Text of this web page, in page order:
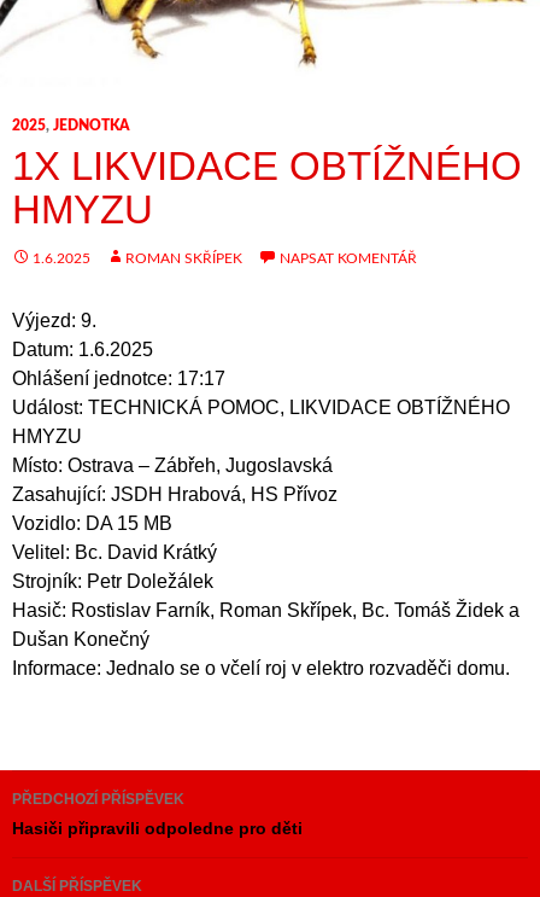
2025, JEDNOTKA
1X LIKVIDACE OBTÍŽNÉHO
HMYZU
1.6.2025 ROMAN SKŘÍPEK NAPSAT KOMENTÁŘ
Výjezd: 9.
Datum: 1.6.2025
Ohlášení jednotce: 17:17
Událost: TECHNICKÁ POMOC, LIKVIDACE OBTÍŽNÉHO
HMYZU
Místo: Ostrava – Zábřeh, Jugoslavská
Zasahující: JSDH Hrabová, HS Přívoz
Vozidlo: DA 15 MB
Velitel: Bc. David Krátký
Strojník: Petr Doležálek
Hasič: Rostislav Farník, Roman Skřípek, Bc. Tomáš Židek a
Dušan Konečný
Informace: Jednalo se o včelí roj v elektro rozvaděči domu.
Navigace
pro
příspěvky
PŘEDCHOZÍ PŘÍSPĚVEK
Hasiči připravili odpoledne pro děti
DALŠÍ PŘÍSPĚVEK